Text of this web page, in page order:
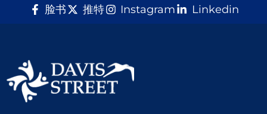
脸书
推特 Instagram Linkedin